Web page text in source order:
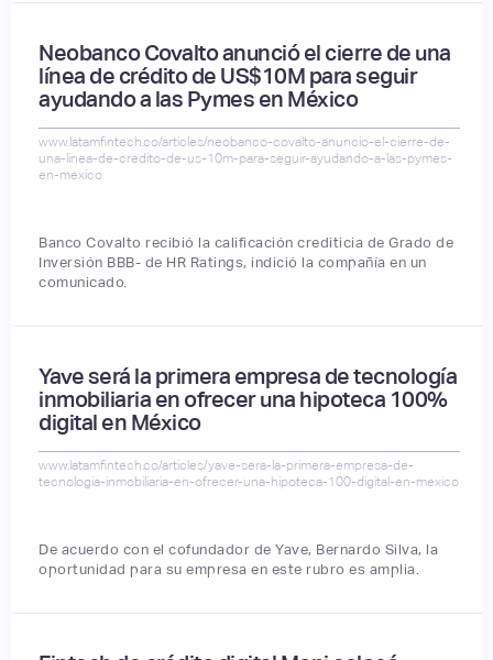
Neobanco Covalto anunció el cierre de una
línea de crédito de US$10M para seguir
ayudando a las Pymes en México
www.latamfintech.co/articles/neobanco-covalto-anuncio-el-cierre-de-
una-linea-de-credito-de-us-10m-para-seguir-ayudando-a-las-pymes-
en-mexico
Banco Covalto recibió la calificación crediticia de Grado de
Inversión BBB- de HR Ratings, indició la compañía en un
comunicado.
Yave será la primera empresa de tecnología
inmobiliaria en ofrecer una hipoteca 100%
digital en México
www.latamfintech.co/articles/yave-sera-la-primera-empresa-de-
tecnologia-inmobiliaria-en-ofrecer-una-hipoteca-100-digital-en-mexico
De acuerdo con el cofundador de Yave, Bernardo Silva, la
oportunidad para su empresa en este rubro es amplia.